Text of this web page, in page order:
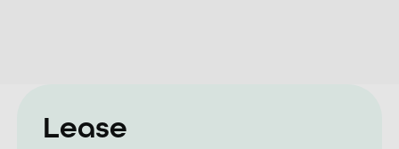
Lease